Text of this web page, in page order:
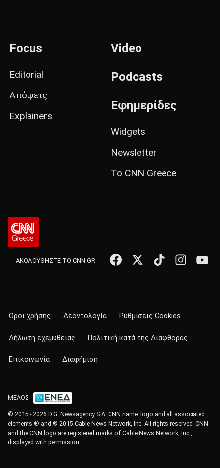
Focus
Editorial
Απόψεις
Explainers
Video
Podcasts
Εφημερίδες
Widgets
Newsletter
Το CNN Greece
ΑΚΟΛΟΥΘΗΣΤΕ ΤΟ CNN.GR
Όροι χρήσης Δεοντολογία Ρυθμίσεις Cookies
Δήλωση εχεμύθειας Πολιτική κατά της Διαφθοράς
Επικοινωνία Διαφήμιση
ΜΕΛΟΣ
© 2015 - 2026 D.G. Newsagency S.A. CNN name, logo and all associated
elements ® and © 2015 Cable News Network, Inc. All rights reserved. CNN
and the CNN logo are registered marks of Cable News Network, Inc.,
displayed with permission